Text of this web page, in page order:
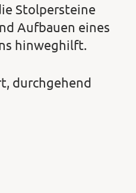
Stolpersteine
Aufbauen eines
hinweghilft.
durchgehend